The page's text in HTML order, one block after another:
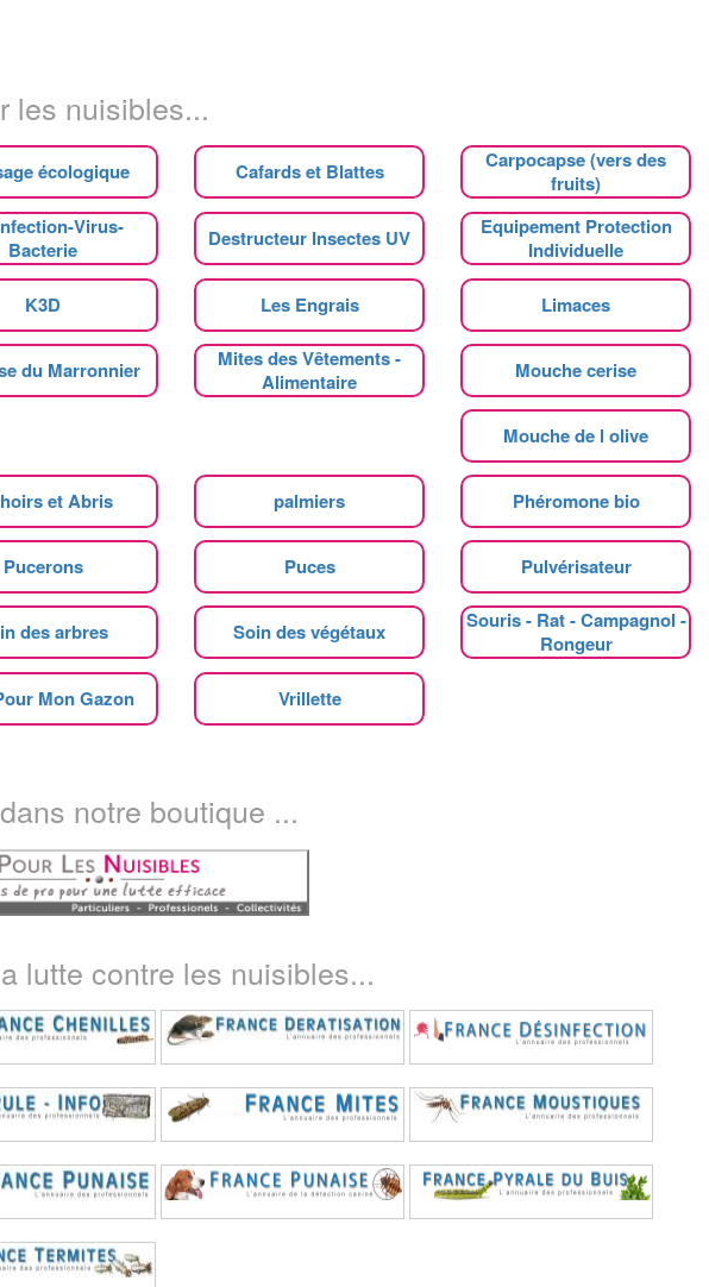
les nuisibles...
écologique Cafards et Blattes
Carpocapse (vers des
fruits)
Virus-
Bacterie
Destructeur Insectes UV
Equipement Protection
Individuelle
K3D Les Engrais Limaces
du Marronnier
Mites des Vêtements -
Alimentaire
Mouche cerise
Mouche de l olive
et Abris palmiers Phéromone bio
Pucerons Puces Pulvérisateur
des arbres Soin des végétaux
Souris - Rat - Campagnol -
Rongeur
Mon Gazon Vrillette
notre boutique ...
lutte contre les nuisibles...